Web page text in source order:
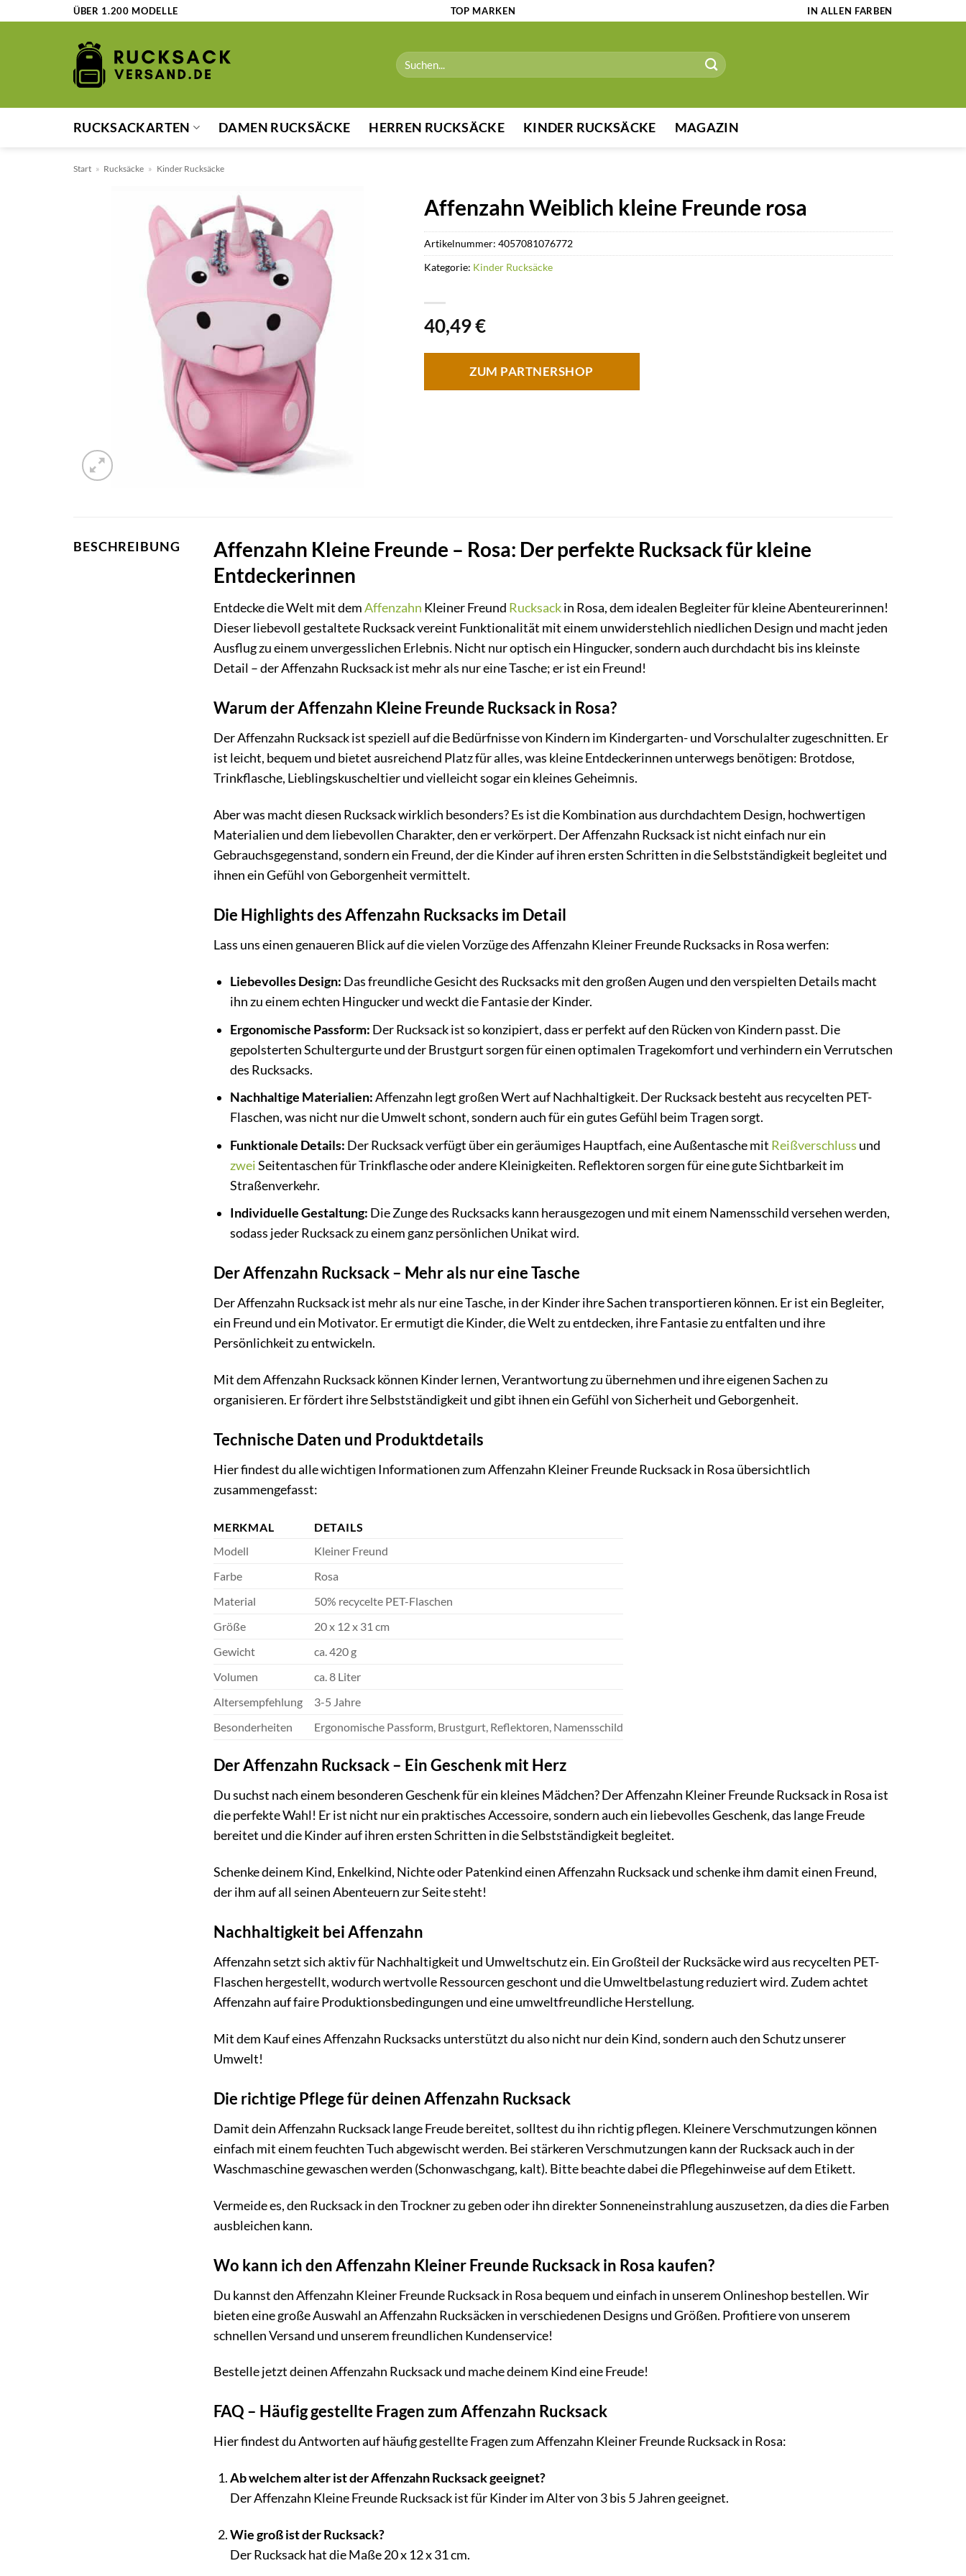
ÜBER 1.200 MODELLE TOP MARKEN IN ALLEN FARBEN
Suchen
nach:
RUCKSACKARTEN DAMEN RUCKSÄCKE HERREN RUCKSÄCKE KINDER RUCKSÄCKE MAGAZIN
Start » Rucksäcke » Kinder Rucksäcke
Affenzahn Weiblich kleine Freunde rosa
40,49€
ZUM PARTNERSHOP
Artikelnummer: 4057081076772
Kategorie: Kinder Rucksäcke
BESCHREIBUNG
Affenzahn Kleine Freunde – Rosa: Der perfekte Rucksack für kleine
Entdeckerinnen
Entdecke die Welt mit demAffenzahn Kleiner Freund Rucksackin Rosa, dem idealen Begleiter für kleine Abenteurerinnen!
Dieser liebevoll gestaltete Rucksack vereint Funktionalität mit einem unwiderstehlich niedlichen Design und macht jeden
Ausflug zu einem unvergesslichen Erlebnis. Nicht nur optisch ein Hingucker, sondern auch durchdacht bis ins kleinste
Detail – der Affenzahn Rucksack ist mehr als nur eine Tasche; er ist ein Freund!
Warum der Affenzahn Kleine Freunde Rucksack in Rosa?
Der Affenzahn Rucksack ist speziell auf die Bedürfnisse von Kindern im Kindergarten- und Vorschulalter zugeschnitten. Er
ist leicht, bequem und bietet ausreichend Platz für alles, was kleine Entdeckerinnen unterwegs benötigen: Brotdose,
Trinkflasche, Lieblingskuscheltier und vielleicht sogar ein kleines Geheimnis.
Aber was macht diesen Rucksack wirklich besonders? Es ist die Kombination aus durchdachtem Design, hochwertigen
Materialien und dem liebevollen Charakter, den er verkörpert. Der Affenzahn Rucksack ist nicht einfach nur ein
Gebrauchsgegenstand, sondern ein Freund, der die Kinder auf ihren ersten Schritten in die Selbstständigkeit begleitet und
ihnen ein Gefühl von Geborgenheit vermittelt.
Die Highlights des Affenzahn Rucksacks im Detail
Lass uns einen genaueren Blick auf die vielen Vorzüge des Affenzahn Kleiner Freunde Rucksacks in Rosa werfen:
Liebevolles Design: Das freundliche Gesicht des Rucksacks mit den großen Augen und den verspielten Details macht
ihn zu einem echten Hingucker und weckt die Fantasie der Kinder.
Ergonomische Passform: Der Rucksack ist so konzipiert, dass er perfekt auf den Rücken von Kindern passt. Die
gepolsterten Schultergurte und der Brustgurt sorgen für einen optimalen Tragekomfort und verhindern ein Verrutschen
des Rucksacks.
Nachhaltige Materialien:Affenzahn legt großen Wert auf Nachhaltigkeit. Der Rucksack besteht aus recycelten PET-
Flaschen, was nicht nur die Umwelt schont, sondern auch für ein gutes Gefühl beim Tragen sorgt.
Funktionale Details: Der Rucksack verfügt über ein geräumiges Hauptfach, eine Außentasche mit Reißverschluss und
zweiSeitentaschen für Trinkflasche oder andere Kleinigkeiten. Reflektoren sorgen für eine gute Sichtbarkeit im
Straßenverkehr.
Individuelle Gestaltung: Die Zunge des Rucksacks kann herausgezogen und mit einem Namensschild versehen werden,
sodass jeder Rucksack zu einem ganz persönlichen Unikat wird.
Der Affenzahn Rucksack – Mehr als nur eine Tasche
Der Affenzahn Rucksack ist mehr als nur eine Tasche, in der Kinder ihre Sachen transportieren können. Er ist ein Begleiter,
ein Freund und ein Motivator. Er ermutigt die Kinder, die Welt zu entdecken, ihre Fantasie zu entfalten und ihre
Persönlichkeit zu entwickeln.
Mit dem Affenzahn Rucksack können Kinder lernen, Verantwortung zu übernehmen und ihre eigenen Sachen zu
organisieren. Er fördert ihre Selbstständigkeit und gibt ihnen ein Gefühl von Sicherheit und Geborgenheit.
Technische Daten und Produktdetails
Hier findest du alle wichtigen Informationen zum Affenzahn Kleiner Freunde Rucksack in Rosa übersichtlich
zusammengefasst:
MERKMAL
DETAILS
Modell
Kleiner Freund
Farbe
Rosa
Material
50% recycelte PET-Flaschen
Größe
20 x 12 x 31 cm
Gewicht
ca. 420 g
Volumen
ca. 8 Liter
Altersempfehlung
3-5 Jahre
Besonderheiten
Ergonomische Passform, Brustgurt, Reflektoren, Namensschild
Der Affenzahn Rucksack – Ein Geschenk mit Herz
Du suchst nach einem besonderen Geschenk für ein kleines Mädchen? Der Affenzahn Kleiner Freunde Rucksack in Rosa ist
die perfekte Wahl! Er ist nicht nur ein praktisches Accessoire, sondern auch ein liebevolles Geschenk, das lange Freude
bereitet und die Kinder auf ihren ersten Schritten in die Selbstständigkeit begleitet.
Schenke deinem Kind, Enkelkind, Nichte oder Patenkind einen Affenzahn Rucksack und schenke ihm damit einen Freund,
der ihm auf all seinen Abenteuern zur Seite steht!
Nachhaltigkeit bei Affenzahn
Affenzahn setzt sich aktiv für Nachhaltigkeit und Umweltschutz ein. Ein Großteil der Rucksäcke wird aus recycelten PET-
Flaschen hergestellt, wodurch wertvolle Ressourcen geschont und die Umweltbelastung reduziert wird. Zudem achtet
Affenzahn auf faire Produktionsbedingungen und eine umweltfreundliche Herstellung.
Mit dem Kauf eines Affenzahn Rucksacks unterstützt du also nicht nur dein Kind, sondern auch den Schutz unserer
Umwelt!
Die richtige Pflege für deinen Affenzahn Rucksack
Damit dein Affenzahn Rucksack lange Freude bereitet, solltest du ihn richtig pflegen. Kleinere Verschmutzungen können
einfach mit einem feuchten Tuch abgewischt werden. Bei stärkeren Verschmutzungen kann der Rucksack auch in der
Waschmaschine gewaschen werden (Schonwaschgang, kalt). Bitte beachte dabei die Pflegehinweise auf dem Etikett.
Vermeide es, den Rucksack in den Trockner zu geben oder ihn direkter Sonneneinstrahlung auszusetzen, da dies die Farben
ausbleichen kann.
Wo kann ich den Affenzahn Kleiner Freunde Rucksack in Rosa kaufen?
Du kannst den Affenzahn Kleiner Freunde Rucksack in Rosa bequem und einfach in unserem Onlineshop bestellen. Wir
bieten eine große Auswahl an Affenzahn Rucksäcken in verschiedenen Designs und Größen. Profitiere von unserem
schnellen Versand und unserem freundlichen Kundenservice!
Bestelle jetzt deinen Affenzahn Rucksack und mache deinem Kind eine Freude!
FAQ – Häufig gestellte Fragen zum Affenzahn Rucksack
Hier findest du Antworten auf häufig gestellte Fragen zum Affenzahn Kleiner Freunde Rucksack in Rosa:
Ab welchem alter ist der Affenzahn Rucksack geeignet?
Der Affenzahn Kleine Freunde Rucksack ist für Kinder im Alter von 3 bis 5 Jahren geeignet.
Wie groß ist der Rucksack?
Der Rucksack hat die Maße 20 x 12 x 31 cm.